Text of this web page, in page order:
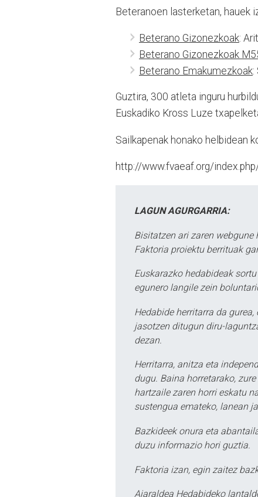
Beteranoen lasterketan, hauek
Beterano Gizonezkoak:
Beterano Gizonezkoak
Beterano Emakumezkoak:
Guztira, 300 atleta inguru
Euskadiko Kross Luze
Sailkapenak honako helbidean
http://www.fvaeaf.org/
LAGUN AGURGARRIA:
Bisitatzen ari zaren
Faktoria proiektu berrituak
Euskarazko hedabideak
egunero langile zein
Hedabide herritarra da
jasotzen ditugun diru-
dezan.
Herritarra, anitza eta
dugu. Baina horretarako,
hartzaile zaren horri eskatu
sustengua emateko, lanean
Bazkideek onura eta
duzu informazio hori guztia.
Faktoria izan, egin zaitez
Aiaraldea Hedabideko